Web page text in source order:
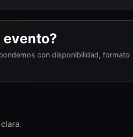
evento?
con disponibilidad, formato